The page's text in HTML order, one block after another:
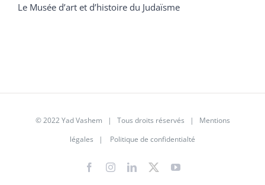
Le Musée d’art et d’histoire du Judaïsme
© 2022 Yad Vashem | Tous droits réservés | Mentions
légales | Politique de confidentialté
FacebookInstagramLinkedIn
X YouTube